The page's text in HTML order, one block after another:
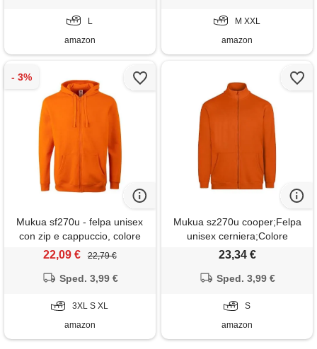
L
amazon
M XXL
amazon
Mukua sf270u - felpa unisex
con zip e cappuccio, colore
arancione, taglia xl, orange
22,09 € 22,79 €
Sped. 3,99 €
3XL S XL
amazon
Mukua sz270u cooper;Felpa
unisex cerniera;Colore
arancione;Taglia s, orange
23,34 €
Sped. 3,99 €
S
amazon